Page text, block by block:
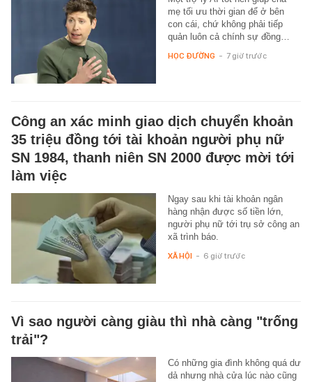
mẹ tối ưu thời gian để ở bên
con cái, chứ không phải tiếp
quản luôn cả chính sự đồng…
HỌC ĐƯỜNG - 7 giờ trước
Công an xác minh giao dịch chuyển khoản
35 triệu đồng tới tài khoản người phụ nữ
SN 1984, thanh niên SN 2000 được mời tới
làm việc
Ngay sau khi tài khoản ngân
hàng nhận được số tiền lớn,
người phụ nữ tới trụ sở công an
xã trình báo.
XÃ HỘI - 6 giờ trước
Vì sao người càng giàu thì nhà càng "trống
trải"?
Có những gia đình không quá dư
dả nhưng nhà cửa lúc nào cũng